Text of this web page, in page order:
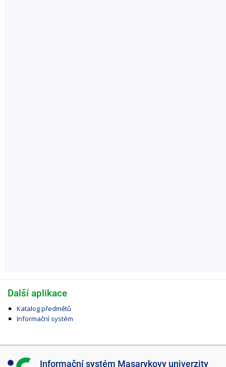
Další aplikace
Katalog předmětů
Informační systém
I Informační systém Masarykovy univerzity